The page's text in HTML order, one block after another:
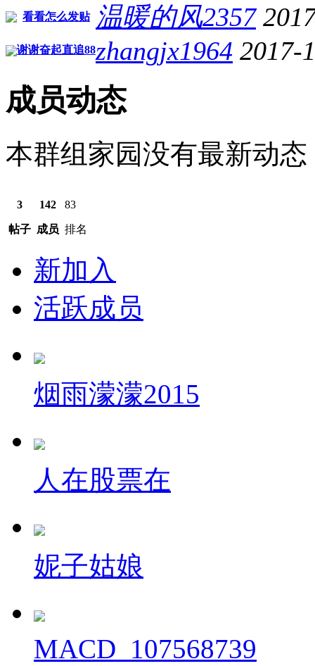
看看怎么发贴 温暖的风2357
谢谢奋起直追88zhangjx1964 2017-
成员动态
本群组家园没有最新动态
3
帖子
142
成员
83
排名
新加入
活跃成员
烟雨濛濛2015
人在股票在
妮子姑娘
MACD_107568739